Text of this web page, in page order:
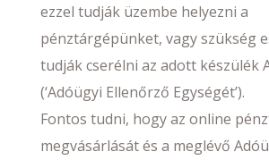
ezzel tudják üzembe helyezni a
pénztárgépünket, vagy szükség
tudják cserélni az adott készülék
(‘Adóügyi Ellenőrző Egységét’).
Fontos tudni, hogy az online
megvásárlását és a meglévő